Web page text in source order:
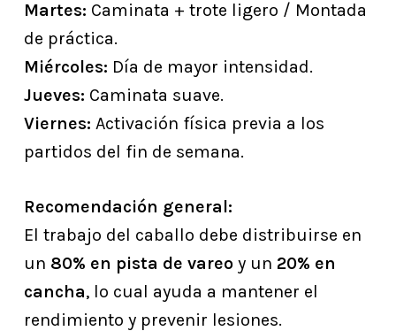
Martes: Caminata + trote ligero / Montada
de práctica.
Miércoles: Día de mayor intensidad.
Jueves: Caminata suave.
Viernes: Activación física previa a los
partidos del fin de semana.
Recomendación general:
El trabajo del caballo debe distribuirse en
un 80% en pista de vareoy un 20% en
cancha, lo cual ayuda a mantener el
rendimiento y prevenir lesiones.